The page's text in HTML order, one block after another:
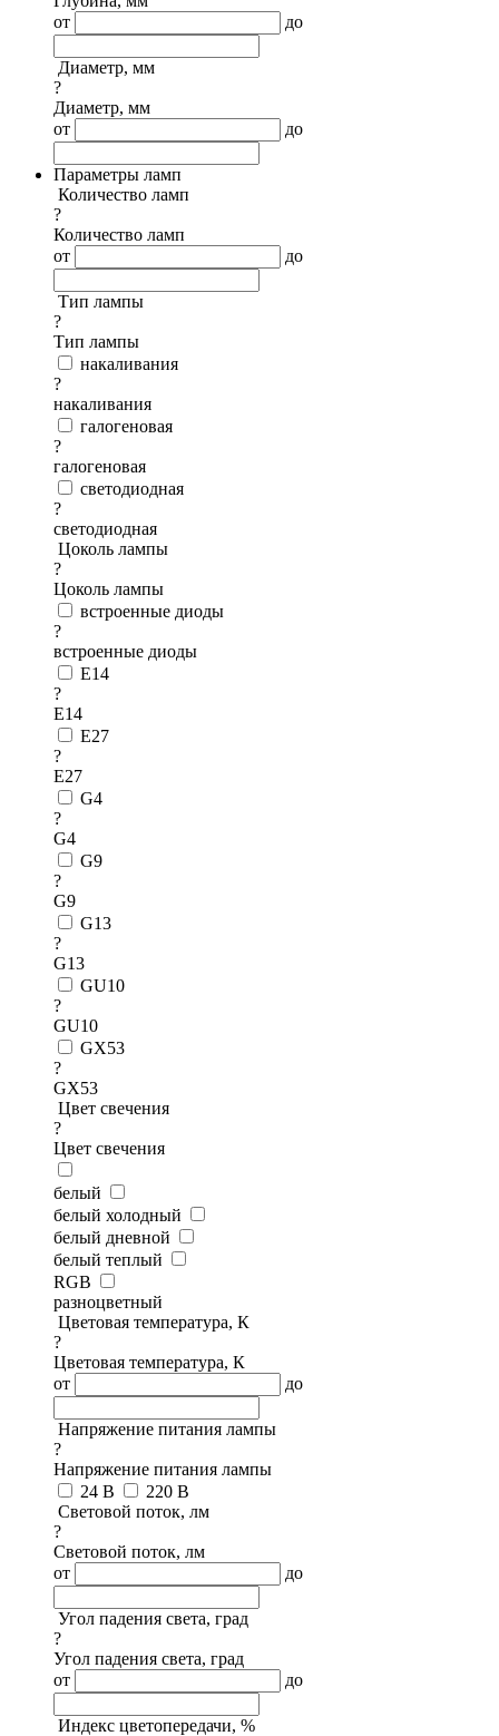
от
до
Диаметр, мм
?
Диаметр, мм
от
до
Параметры ламп
Количество ламп
?
Количество ламп
от
до
Тип лампы
?
Тип лампы
накаливания
?
накаливания
галогеновая
?
галогеновая
светодиодная
?
светодиодная
Цоколь лампы
?
Цоколь лампы
встроенные диоды
?
встроенные диоды
E14
?
E14
E27
?
E27
G4
?
G4
G9
?
G9
G13
?
G13
GU10
?
GU10
GX53
?
GX53
Цвет свечения
?
Цвет свечения
белый
белый холодный
белый дневной
белый теплый
RGB
разноцветный
Цветовая температура, К
?
Цветовая температура, К
от
до
Напряжение питания лампы
?
Напряжение питания лампы
24 В
220 В
Световой поток, лм
?
Световой поток, лм
от
до
Угол падения света, град
?
Угол падения света, град
от
до
Индекс цветопередачи, %